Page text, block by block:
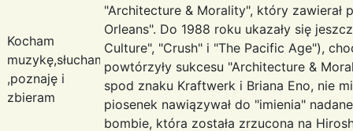
Kocham
muzykę,słucham
,poznaję i
zbieram
"Architecture & Morality", który zawierał
Orleans". Do 1988 roku ukazały się
Culture", "Crush" i "The Pacific Age"),
powtórzyły sukcesu "Architecture &
spod znaku Kraftwerk i Briana Eno, nie
piosenek nawiązywał do "imienia"
bombie, która została zrzucona na